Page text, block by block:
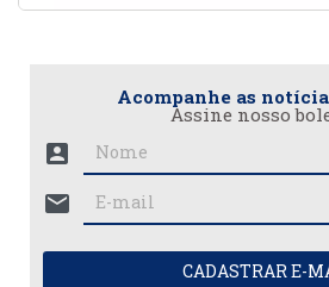
Acompanhe as
Assine nosso
account_box
mail
CADASTRAR E-